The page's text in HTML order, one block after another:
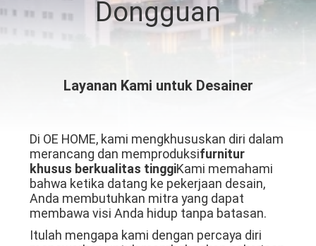
WISATA
HUBUNGI
BERITA
SEMUA
KASUS
Dongguan
Layanan Kami untuk Desainer
Di OE HOME, kami mengkhususkan diri dalam
merancang dan memproduksifurnitur
khusus berkualitas tinggiKami memahami
bahwa ketika datang ke pekerjaan desain,
Anda membutuhkan mitra yang dapat
membawa visi Anda hidup tanpa batasan.
Itulah mengapa kami dengan percaya diri